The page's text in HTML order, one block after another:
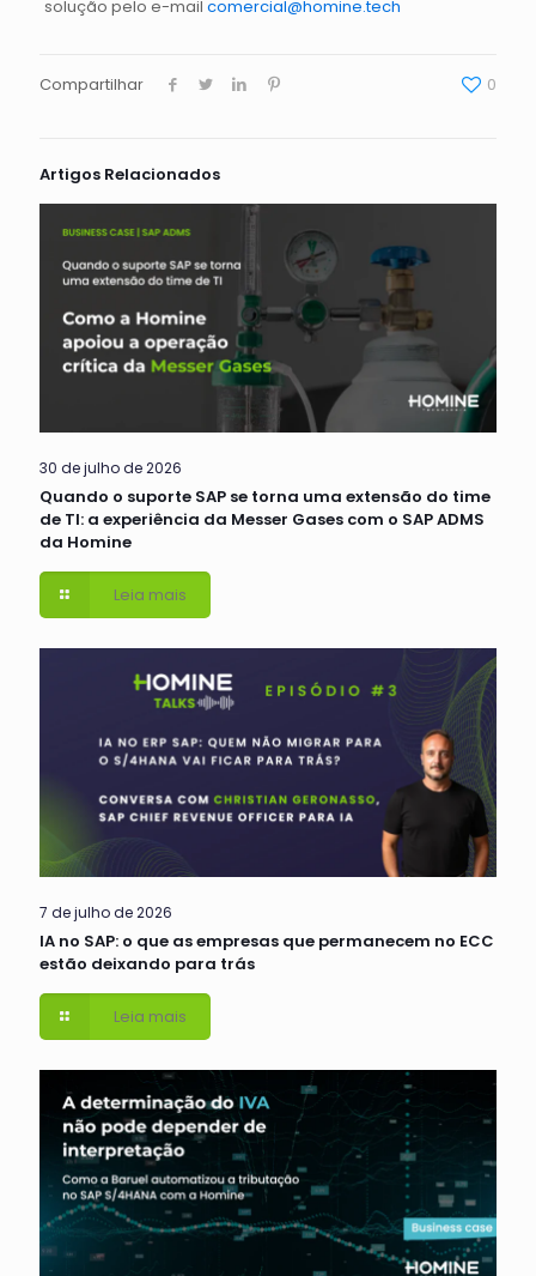
solução pelo e-mail comercial@homine.tech
Compartilhar 0
Artigos Relacionados
30 de julho de 2026
Quando o suporte SAP se torna uma extensão do time
de TI: a experiência da Messer Gases com o SAP ADMS
da Homine
Leia mais
7 de julho de 2026
IA no SAP: o que as empresas que permanecem no ECC
estão deixando para trás
Leia mais